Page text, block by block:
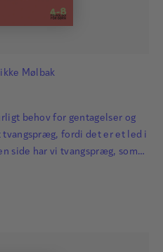
Mølbak
behov for gentagelser og
fordi det er et led i
side har vi tvangspræg, som